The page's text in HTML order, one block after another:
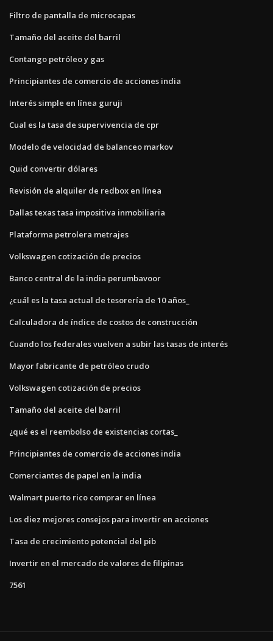
Filtro de pantalla de microcapas
Tamaño del aceite del barril
Contango petróleo y gas
Principiantes de comercio de acciones india
Interés simple en línea guruji
Cual es la tasa de supervivencia de cpr
Modelo de velocidad de balanceo markov
Quid convertir dólares
Revisión de alquiler de redbox en línea
Dallas texas tasa impositiva inmobiliaria
Plataforma petrolera metrajes
Volkswagen cotización de precios
Banco central de la india perumbavoor
¿cuál es la tasa actual de tesorería de 10 años_
Calculadora de índice de costos de construcción
Cuando los federales vuelven a subir las tasas de interés
Mayor fabricante de petróleo crudo
Volkswagen cotización de precios
Tamaño del aceite del barril
¿qué es el reembolso de existencias cortas_
Principiantes de comercio de acciones india
Comerciantes de papel en la india
Walmart puerto rico comprar en línea
Los diez mejores consejos para invertir en acciones
Tasa de crecimiento potencial del pib
Invertir en el mercado de valores de filipinas
7561